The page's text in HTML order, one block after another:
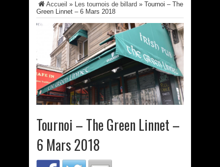
Accueil » Les tournois de billard » Tournoi – The
Green Linnet – 6 Mars 2018
Tournoi – The Green Linnet –
6 Mars 2018